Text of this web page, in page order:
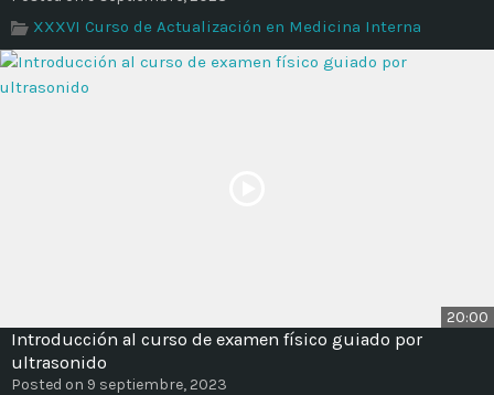
XXXVI Curso de Actualización en Medicina Interna
20:00
Introducción al curso de examen físico guiado por
ultrasonido
Posted on 9 septiembre, 2023